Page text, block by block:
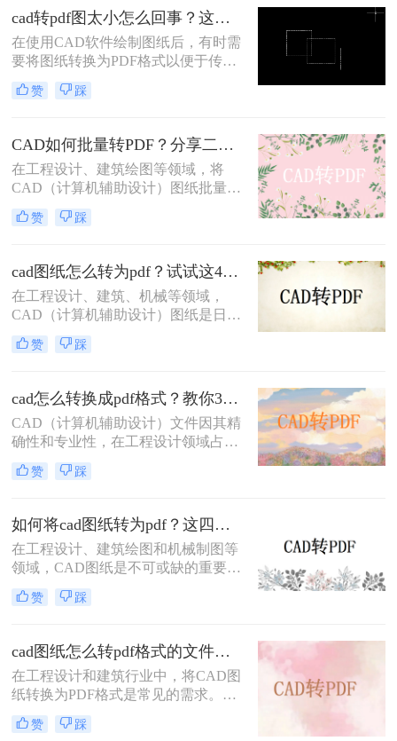
享。那么cad怎么导出pdf呢？本文将
介绍四种将CAD文件导出为PDF的方
法。
cad转pdf图太小怎么回事？这两个方法很不错！
在使用CAD软件绘制图纸后，有时需
要将图纸转换为PDF格式以便于传输
和查看。然而，在转换过程中，有时
会遇到CAD转PDF图太小的问题。这
为您详细分析原因并提供cad转pdf图
太小怎么回事解决方法。
赞 踩
CAD如何批量转PDF？分享二种高效的转换方法！
在工程设计、建筑绘图等领域，将
CAD（计算机辅助设计）图纸批量转
换为PDF（可移植文档格式）是一个
常见且重要的任务。PDF格式不仅具
保护设计文件的完整性和版权。那么
CAD如何批量转PDF呢？本文将介绍
两种将CAD图纸批量转换为PDF的高
效方法。
赞 踩
cad图纸怎么转为pdf？试试这4种实用转换方法！
在工程设计、建筑、机械等领域，
CAD（计算机辅助设计）图纸是日常
工作中不可或缺的重要文件。然而，
为了更方便地分享、存档和打印这些
档格式）格式是一个明智的选择。那
么cad图纸怎么转为pdf呢？本文将详
细介绍三种将CAD图纸转换为PDF的
实用方法。
赞 踩
cad怎么转换成pdf格式？教你3个简单的转换方法！
CAD（计算机辅助设计）文件因其精
确性和专业性，在工程设计领域占据
重要地位。然而，为了便于共享、打
印和查看，有时需要将CAD文件转换
格式呢？本文将介绍三种将CAD文件
转换为PDF格式的高效方法。
赞 踩
如何将cad图纸转为pdf？这四个方法很不错！
在工程设计、建筑绘图和机械制图等
领域，CAD图纸是不可或缺的重要工
具。然而，有时我们需要将CAD图纸
转换为PDF格式，以便更好地进行分
台性、兼容性好以及不易被篡改的特
点，因此备受青睐。那么如何将cad图
纸转为pdf呢？本文将介绍四种将
CAD图纸转换为PDF的方法，帮助读
者轻松应对这一需求。
赞 踩
cad图纸怎么转pdf格式的文件？来试试这3种方法！
在工程设计和建筑行业中，将CAD图
纸转换为PDF格式是常见的需求。无
论是为了方便共享、打印还是保持图
纸的原始格式，掌握高效的CAD转
赞 踩